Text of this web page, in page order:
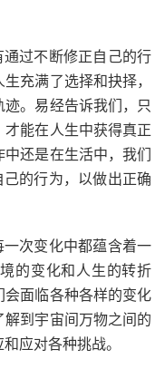
过不断修正自己的行
充满了选择和抉择，
。易经告诉我们，只
能在人生中获得真正
还是在生活中，我们
的行为，以做出正确
次变化中都蕴含着一
的变化和人生的转折
会面临各种各样的变化
到宇宙间万物之间的
应对各种挑战。